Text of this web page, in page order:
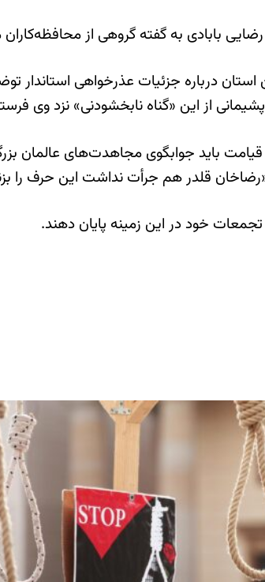
رضايی بابادی به گفته گروهی از
درباره جزئيات عذرخواهی استاندار
از اين «گناه نابخشودنی» نزد وی
قيامت بايد جوابگوی مجاهدت‌های عالمان
قلدر هم جرأت نداشت اين حرف را
خود در اين زمينه پايان دهند.